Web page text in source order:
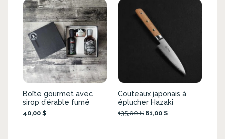
Boîte gourmet avec
sirop d’érable fumé
40,00 $
Couteaux japonais à
éplucher Hazaki
135,00 $ 81,00 $